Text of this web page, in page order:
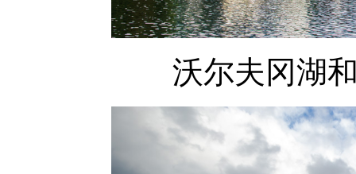
沃尔夫冈湖